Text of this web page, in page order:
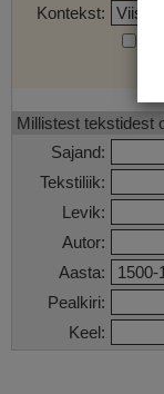
Kontekst:
Millistest tekstidest
Sajand:
Tekstiliik:
Levik:
Autor:
Aasta:
Pealkiri:
Keel: